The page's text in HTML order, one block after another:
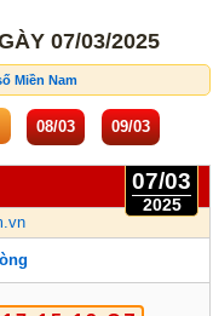
Các Tỉnh07/03/2025
Miền Nam
08/03 09/03
07/03
2025